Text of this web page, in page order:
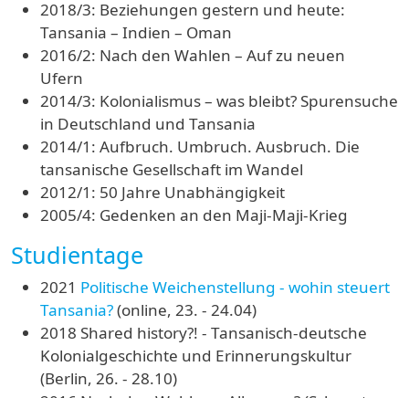
2018/3: Beziehungen gestern und heute:
Tansania – Indien – Oman
2016/2: Nach den Wahlen – Auf zu neuen
Ufern
2014/3: Kolonialismus – was bleibt? Spurensuche
in Deutschland und Tansania
2014/1: Aufbruch. Umbruch. Ausbruch. Die
tansanische Gesellschaft im Wandel
2012/1: 50 Jahre Unabhängigkeit
2005/4: Gedenken an den Maji-Maji-Krieg
Studientage
2021 Politische Weichenstellung - wohin steuert
Tansania?(online, 23. - 24.04)
2018 Shared history?! - Tansanisch-deutsche
Kolonialgeschichte und Erinnerungskultur
(Berlin, 26. - 28.10)